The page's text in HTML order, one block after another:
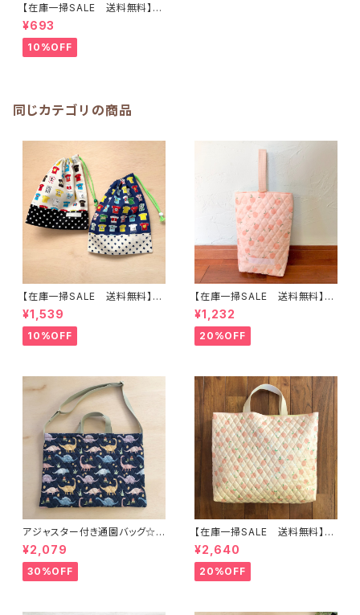
【在庫一掃SALE 送料無料】巾
着袋(小)21×19cm【ロボットと
英語柄】★ KU.23 男の子｜通
園通学用のかわいい巾着袋や入
園オーダーHoshizora☆ほしぞ
¥693
10%OFF
同じカテゴリの商品
【在庫一掃SALE 送料無料】【2
枚セット】巾着袋(中)30×24cm
【Tシャツ柄】★KC. 男の子 星｜
通園通学用のかわいい巾着袋や
入園オーダーHoshizora☆ほ
¥1,539
10%OFF
【在庫一掃SALE 送料無料】再
販/上靴入れ☆27×22マチ6cm
☆【ピーチ柄】 ★US.49 上履き
袋 上靴袋 桃 キルティング 裏
地付き ｜通園通学用のかわい
¥1,232
20%OFF
アジャスター付き通園バッグ☆3
0×43cm 【恐竜柄】 ★B. 13 男
の子 キルティング 絵本バッ
グ ダイナソー ｜通園通学用
のかわいい巾着袋や入園オーダ
¥2,079
30%OFF
【在庫一掃SALE 送料無料】通
園バッグ☆32×43マチ6cm☆
【ピーチ柄】★TB.39 幼稚園バ
ッグ トートバッグ キルティン
グ レッスンバッグ 桃 女の
¥2,640
20%OFF